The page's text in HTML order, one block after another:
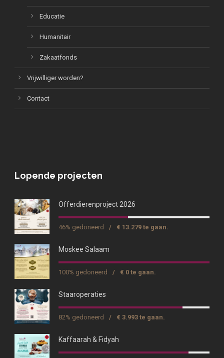
Educatie
Humanitair
Zakaatfonds
Vrijwilliger worden?
Contact
Lopende projecten
Offerdierenproject 2026
46% gedoneerd / € 13.279 te gaan.
Moskee Salaam
100% gedoneerd / € 0 te gaan.
Staaroperaties
82% gedoneerd / € 3.993 te gaan.
Kaffaarah & Fidyah